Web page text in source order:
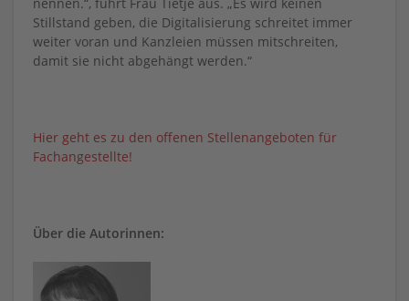
nennen.“, führt Frau Tietje aus. „Es wird keinen
Stillstand geben, die Digitalisierung schreitet immer
weiter voran und Kanzleien müssen mitschreiten,
damit sie nicht abgehängt werden.“
Hier geht es zu den offenen Stellenangeboten für
Fachangestellte!
Über die Autorinnen: